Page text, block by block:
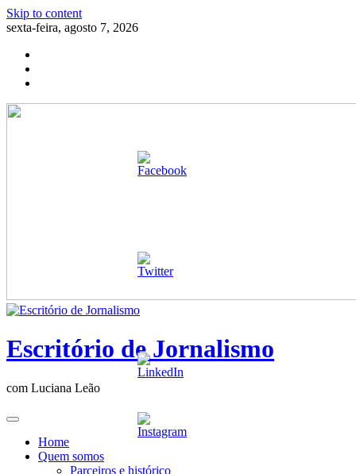
Skip to content
sexta-feira, agosto 7, 2026
Escritório de Jornalismo
com Luciana Leão
Home
Quem somos
Parceiros e histórico